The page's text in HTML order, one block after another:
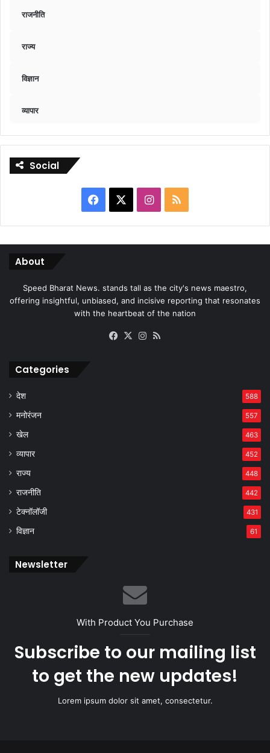
राजनीति
राज्य
विज्ञान
व्यापार
Social
Facebook Instagram
RSS
About
Speed Bharat News. stands tall as the city's news maestro,
offering insightful, unbiased, and incisive reporting that resonates
with the heartbeat of the nation
Facebook
X Instagram
Categories
देश 588
मनोरंजन 557
खेल 463
व्यापार 452
राज्य 448
राजनीति 442
टेक्नॉलॉजी 431
विज्ञान 61
Newsletter
With Product You Purchase
Subscribe to our mailing list
to get the new updates!
Lorem ipsum dolor sit amet, consectetur.